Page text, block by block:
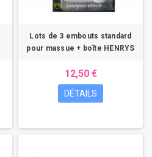
Lots de 3 embouts standard
pour massue + boîte HENRYS
12,50 €
DÉTAILS